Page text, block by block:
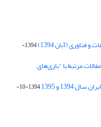
(آبان 1394)
1394-
برای دریافت مقالات مرتبط با "بازی‌های
و 1395
1394-10-